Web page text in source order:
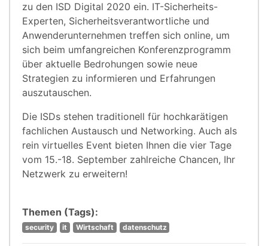
zu den ISD Digital 2020 ein. IT-Sicherheits-
Experten, Sicherheitsverantwortliche und
Anwenderunternehmen treffen sich online, um
sich beim umfangreichen Konferenzprogramm
über aktuelle Bedrohungen sowie neue
Strategien zu informieren und Erfahrungen
auszutauschen.
Die ISDs stehen traditionell für hochkarätigen
fachlichen Austausch und Networking. Auch als
rein virtuelles Event bieten Ihnen die vier Tage
vom 15.-18. September zahlreiche Chancen, Ihr
Netzwerk zu erweitern!
Themen (Tags):
security it Wirtschaft datenschutz